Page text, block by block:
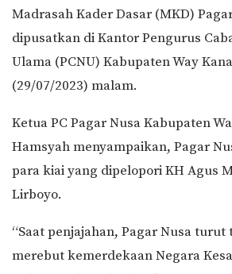
Madrasah Kader Dasar (MKD)
dipusatkan di Kantor Pengurus
Ulama (PCNU) Kabupaten Way
(29/07/2023) malam.
Ketua PC Pagar Nusa Kabupaten
Hamsyah menyampaikan, Pagar
para kiai yang dipelopori KH Agus
Lirboyo.
“Saat penjajahan, Pagar Nusa
merebut kemerdekaan Negara